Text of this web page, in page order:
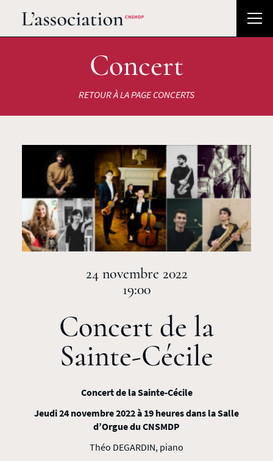
Concert
RETOUR À LA PAGE CONCERTS
24 novembre 2022
19:00
Concert de la
Sainte-Cécile
Concert de la Sainte-Cécile
Jeudi 24 novembre 2022 à 19 heures dans la Salle
d’Orgue du CNSMDP
Théo DEGARDIN, piano